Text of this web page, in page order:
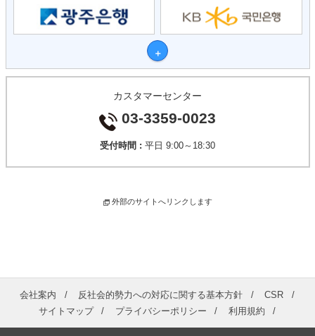
カスタマーセンター
03-3359-0023
受付時間 : 平日 9:00～18:30
外部のサイトへリンクします
会社案内 反社会的勢力への対応に関する基本方針
CSR
サイトマップ
プライバシーポリシー 利用規約